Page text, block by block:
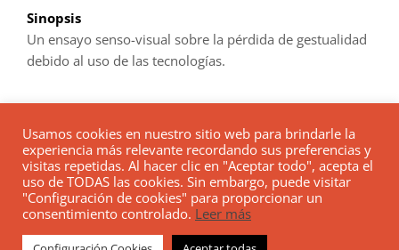
Sinopsis
Un ensayo senso-visual sobre la pérdida de gestualidad
debido al uso de las tecnologías.
© 2026 choreoscope.com Todos los derechos reservados.
Aviso Legal|Política de Privacidad|Política de Cookies
Diseñadora Web
Usamos cookies en nuestro sitio web para brindarle la
experiencia más relevante recordando sus preferencias y
visitas repetidas. Al hacer clic en "Aceptar todo", acepta el
uso de TODAS las cookies. Sin embargo, puede visitar
"Configuración de cookies" para proporcionar un
consentimiento controlado. Leer más